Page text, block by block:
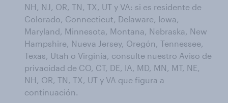
NH, NJ, OR, TN, TX, UT y VA: si es residente de
Colorado, Connecticut, Delaware, Iowa,
Maryland, Minnesota, Montana, Nebraska, New
Hampshire, Nueva Jersey, Oregón, Tennessee,
Texas, Utah o Virginia, consulte nuestro Aviso de
privacidad de CO, CT, DE, IA, MD, MN, MT, NE,
NH, OR, TN, TX, UT y VA que figura a
continuación.